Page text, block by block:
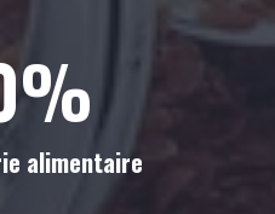
%
alimentaire